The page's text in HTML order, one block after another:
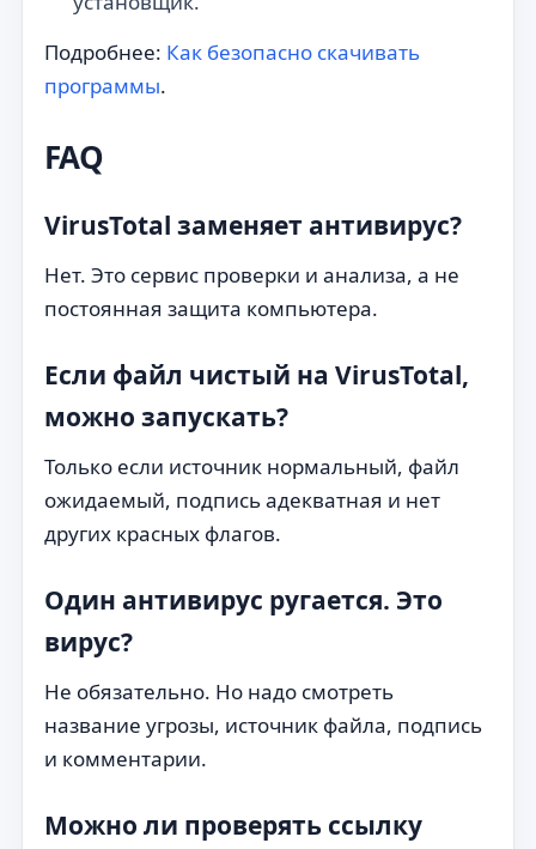
Подробнее: Как безопасно скачивать
программы.
FAQ
VirusTotal заменяет антивирус?
Нет. Это сервис проверки и анализа, а не
постоянная защита компьютера.
Если файл чистый на VirusTotal,
можно запускать?
Только если источник нормальный, файл
ожидаемый, подпись адекватная и нет
других красных флагов.
Один антивирус ругается. Это
вирус?
Не обязательно. Но надо смотреть
название угрозы, источник файла, подпись
и комментарии.
Можно ли проверять ссылку